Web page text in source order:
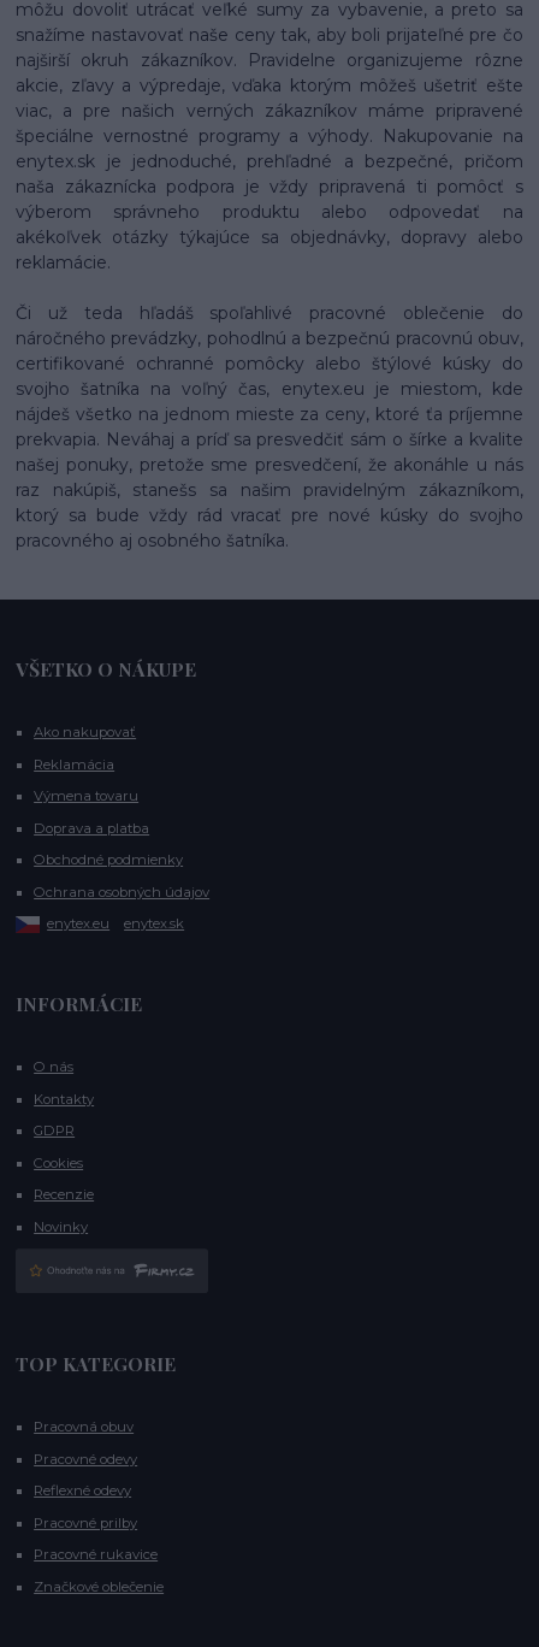
môžu dovoliť utrácať veľké sumy za vybavenie, a preto sa
snažíme nastavovať naše ceny tak, aby boli prijateľné pre čo
najširší okruh zákazníkov. Pravidelne organizujeme rôzne
akcie, zľavy a výpredaje, vďaka ktorým môžeš ušetriť ešte
viac, a pre našich verných zákazníkov máme pripravené
špeciálne vernostné programy a výhody. Nakupovanie na
enytex.sk je jednoduché, prehľadné a bezpečné, pričom
naša zákaznícka podpora je vždy pripravená ti pomôcť s
výberom správneho produktu alebo odpovedať na
akékoľvek otázky týkajúce sa objednávky, dopravy alebo
reklamácie.
Či už teda hľadáš spoľahlivé pracovné oblečenie do
náročného prevádzky, pohodlnú a bezpečnú pracovnú obuv,
certifikované ochranné pomôcky alebo štýlové kúsky do
svojho šatníka na voľný čas, enytex.eu je miestom, kde
nájdeš všetko na jednom mieste za ceny, ktoré ťa príjemne
prekvapia. Neváhaj a príď sa presvedčiť sám o šírke a kvalite
našej ponuky, pretože sme presvedčení, že akonáhle u nás
raz nakúpiš, stanešs sa našim pravidelným zákazníkom,
ktorý sa bude vždy rád vracať pre nové kúsky do svojho
pracovného aj osobného šatníka.
VŠETKO O NÁKUPE
Ako nakupovať
Reklamácia
Výmena tovaru
Doprava a platba
Obchodné podmienky
Ochrana osobných údajov
enytex.eu
enytex.sk
INFORMÁCIE
O nás
Kontakty
GDPR
Cookies
Recenzie
Novinky
TOP KATEGORIE
Pracovná obuv
Pracovné odevy
Reflexné odevy
Pracovné prilby
Pracovné rukavice
Značkové oblečenie